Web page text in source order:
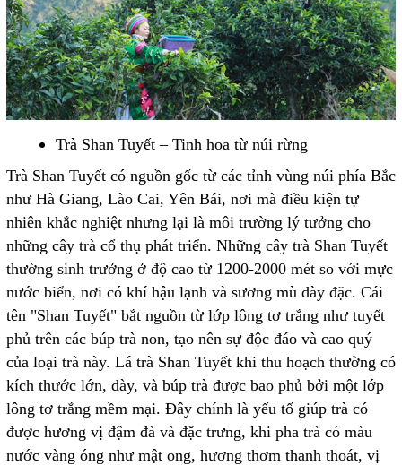
Trà Shan Tuyết – Tinh hoa từ núi rừng
Trà Shan Tuyết có nguồn gốc từ các tỉnh vùng núi phía Bắc
như Hà Giang, Lào Cai, Yên Bái, nơi mà điều kiện tự
nhiên khắc nghiệt nhưng lại là môi trường lý tưởng cho
những cây trà cổ thụ phát triển. Những cây trà Shan Tuyết
thường sinh trưởng ở độ cao từ 1200-2000 mét so với mực
nước biển, nơi có khí hậu lạnh và sương mù dày đặc. Cái
tên "Shan Tuyết" bắt nguồn từ lớp lông tơ trắng như tuyết
phủ trên các búp trà non, tạo nên sự độc đáo và cao quý
của loại trà này. Lá trà Shan Tuyết khi thu hoạch thường có
kích thước lớn, dày, và búp trà được bao phủ bởi một lớp
lông tơ trắng mềm mại. Đây chính là yếu tố giúp trà có
được hương vị đậm đà và đặc trưng, khi pha trà có màu
nước vàng óng như mật ong, hương thơm thanh thoát, vị